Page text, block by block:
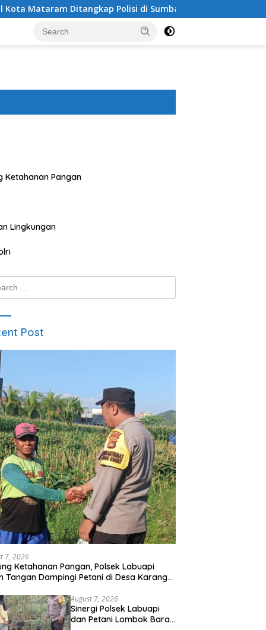
Polisi di Sumbawa Barat
Ketahanan Pangan
Lingkungan
Post
7, 2026
Ketahanan Pangan, Polsek Labuapi
Tangan Dampingi Petani di Desa Karang
August 7, 2026
Sinergi Polsek Labuapi
dan Petani Lombok Barat